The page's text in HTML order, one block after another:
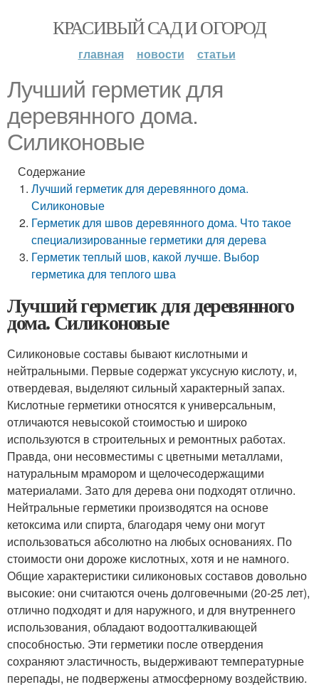
КРАСИВЫЙ САД И ОГОРОД
главная новости статьи
Лучший герметик для
деревянного дома.
Силиконовые
Содержание
Лучший герметик для деревянного дома.
Силиконовые
Герметик для швов деревянного дома. Что такое
специализированные герметики для дерева
Герметик теплый шов, какой лучше. Выбор
герметика для теплого шва
Лучший герметик для деревянного
дома. Силиконовые
Силиконовые составы бывают кислотными и
нейтральными. Первые содержат уксусную кислоту, и,
отвердевая, выделяют сильный характерный запах.
Кислотные герметики относятся к универсальным,
отличаются невысокой стоимостью и широко
используются в строительных и ремонтных работах.
Правда, они несовместимы с цветными металлами,
натуральным мрамором и щелочесодержащими
материалами. Зато для дерева они подходят отлично.
Нейтральные герметики производятся на основе
кетоксима или спирта, благодаря чему они могут
использоваться абсолютно на любых основаниях. По
стоимости они дороже кислотных, хотя и не намного.
Общие характеристики силиконовых составов довольно
высокие: они считаются очень долговечными (20-25 лет),
отлично подходят и для наружного, и для внутреннего
использования, обладают водоотталкивающей
способностью. Эти герметики после отвердения
сохраняют эластичность, выдерживают температурные
перепады, не подвержены атмосферному воздействию.